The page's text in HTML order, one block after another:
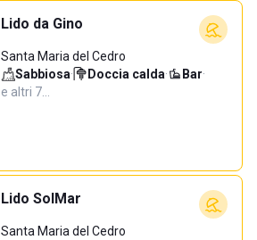
Lido da Gino
Santa Maria del Cedro
Sabbiosa· Doccia calda· Bar·
e altri 7…
Lido SolMar
Santa Maria del Cedro